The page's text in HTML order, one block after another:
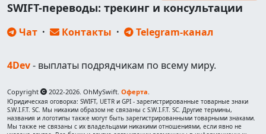
SWIFT-переводы: трекинг и консультации
Чат · Контакты · Telegram-канал
4Dev- выплаты подрядчикам по всему миру.
Copyright 2022-2026. OhMySwift. Оферта.
Юридическая оговорка: SWIFT, UETR и GPI - зарегистрированные товарные знаки
S.W.I.F.T. SC. Мы никаким образом не связаны с S.W.I.F.T. SC. Другие термины,
названия и логотипы также могут быть зарегистрированными товарными знаками.
Мы также не связаны с их владельцами никакими отношениями, если явно не